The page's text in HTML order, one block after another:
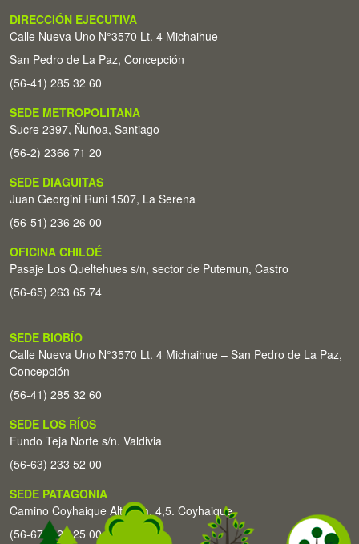
DIRECCIÓN EJECUTIVA
Calle Nueva Uno N°3570 Lt. 4 Michaihue -
San Pedro de La Paz, Concepción
(56-41) 285 32 60
SEDE METROPOLITANA
Sucre 2397, Ñuñoa, Santiago
(56-2) 2366 71 20
SEDE DIAGUITAS
Juan Georgini Runi 1507, La Serena
(56-51) 236 26 00
OFICINA CHILOÉ
Pasaje Los Queltehues s/n, sector de Putemun, Castro
(56-65) 263 65 74
SEDE BIOBÍO
Calle Nueva Uno N°3570 Lt. 4 Michaihue – San Pedro de La Paz,
Concepción
(56-41) 285 32 60
SEDE LOS RÍOS
Fundo Teja Norte s/n. Valdivia
(56-63) 233 52 00
SEDE PATAGONIA
Camino Coyhaique Alto Km. 4,5. Coyhaique
(56-67) 226 25 00